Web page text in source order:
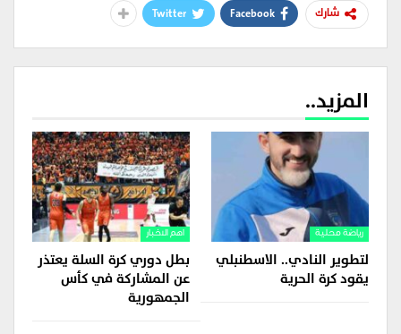
شارك Facebook
Twitter
المزيد..
رياضة محلية
لتطوير النادي.. الاسطنبلي
يقود كرة الحرية
اهم الاخبار
بطل دوري كرة السلة يعتذر
عن المشاركة في كأس
الجمهورية